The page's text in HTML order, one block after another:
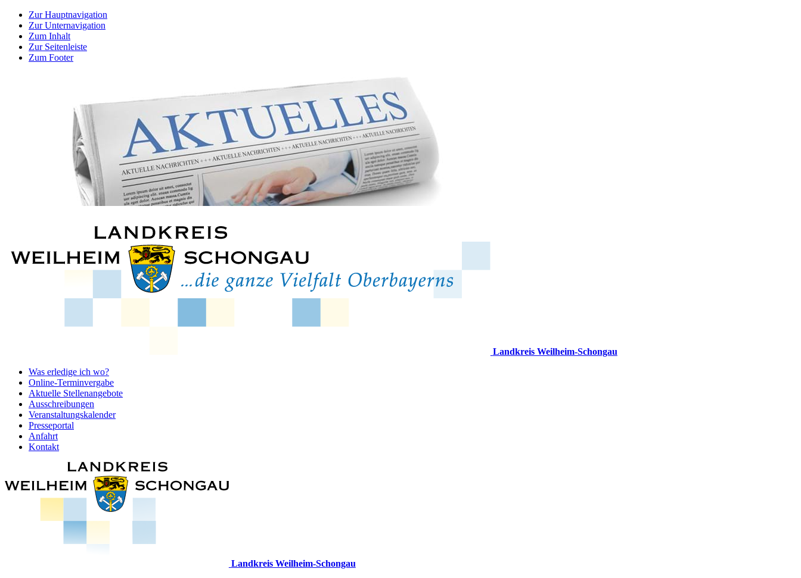
Zur Hauptnavigation
Zur Unternavigation
Zum Inhalt
Zur Seitenleiste
Zum Footer
Landkreis Weilheim-Schongau
Was erledige ich wo?
Online-Terminvergabe
Aktuelle Stellenangebote
Ausschreibungen
Veranstaltungskalender
Presseportal
Anfahrt
Kontakt
Landkreis Weilheim-Schongau